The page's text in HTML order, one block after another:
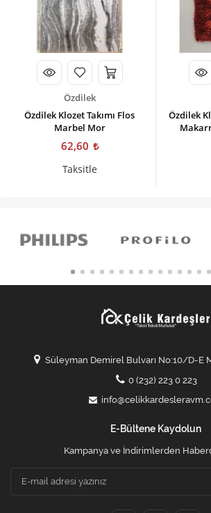
Özdilek
Özdilek Klozet Takımı Flos
Marbel Mor
62,60
Taksitle
Özdilek
Süleyman Demirel Bulvarı No:10/D-E
0 (232) 223 0 223
E-Bültene Kaydolun
Kampanya ve İndirimlerden